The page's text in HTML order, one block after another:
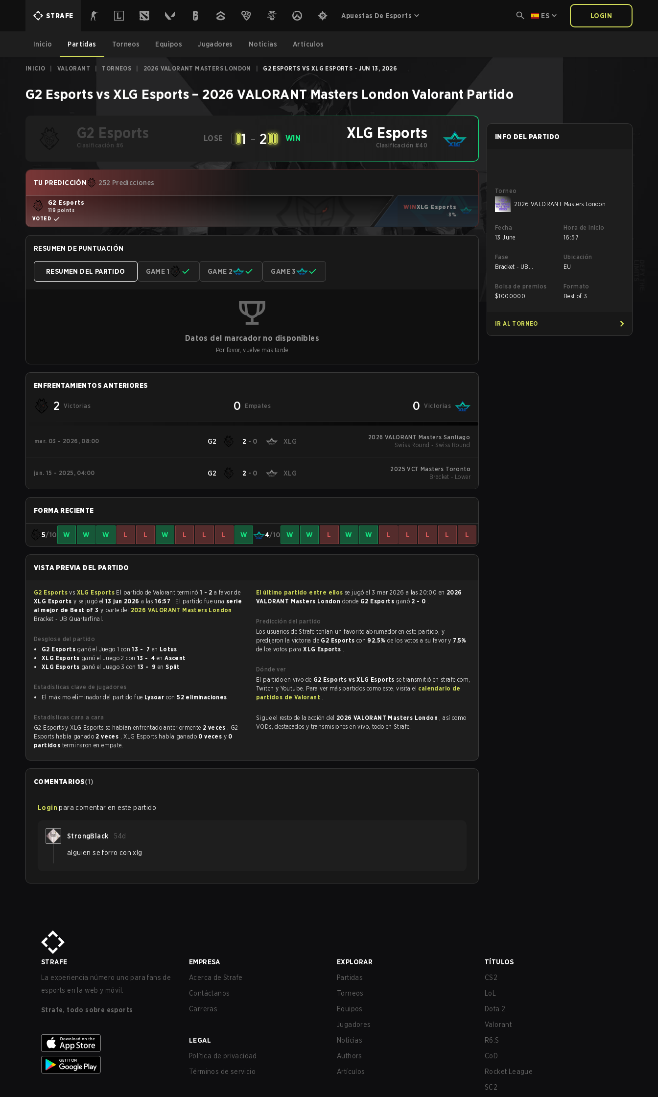
STRAFE Apuestas De Esports ES LOGIN
Inicio Partidas Torneos Equipos Jugadores Noticias Artículos
INICIO VALORANT TORNEOS 2026 VALORANT MASTERS LONDON G2 ESPORTS VS XLG ESPORTS - JUN 13, 2026
G2 Esportsvs XLG Esports – 2026 VALORANT Masters London Valorant Partido
G2 Esports
Clasificación #6
LOSE 1 - 2 WIN XLG Esports
Clasificación #40
TU PREDICCIÓN 252 Predicciones
G2 Esports
119 points
VOTED
WINXLG Esports
8%
RESUMEN DE PUNTUACIÓN
RESUMEN DEL PARTIDO GAME 1 GAME 2 GAME 3
Datos del marcador no disponibles
Por favor, vuelve más tarde
ENFRENTAMIENTOS ANTERIORES
2 Victorias 0 Empates 0 Victorias
mar. 03 - 2026, 08:00 G2 2 - 0 XLG
2026 VALORANT Masters Santiago
Swiss Round - Swiss Round
jun. 15 - 2025, 04:00 G2 2 - 0 XLG
2025 VCT Masters Toronto
Bracket - Lower
FORMA RECIENTE
5/10 W W W L L W L L L W 4/10 W W L W W L L L L L
VISTA PREVIA DEL PARTIDO
G2 Esportsvs XLG Esports El partido de Valorant terminó 1 - 2 a favor de
XLG Esports y se jugó el 13 jun 2026 a las16:57 . El partido fue una serie
al mejor de Best of 3 y parte del 2026 VALORANT Masters London
Bracket - UB Quarterfinal.
Desglose del partido
G2 Esports
ganó el Juego 1 con 13 - 7 en Lotus
XLG Esports
ganó el Juego 2 con 13 - 4 enAscent
XLG Esports
ganó el Juego 3 con 13 - 9 enSplit
Estadísticas clave de jugadores
El máximo eliminador del partido fue Lysoar con52 eliminaciones.
Estadísticas cara a cara
G2 Esports y XLG Esports se habían enfrentado anteriormente 2 veces . G2
Esports había ganado 2 veces , XLG Esports había ganado 0 veces y 0
partidos terminaron en empate.
El último partido entre ellos se jugó el 3 mar 2026 a las 20:00 en 2026
VALORANT Masters London donde G2 Esports ganó 2 - 0 .
Predicción del partido
Los usuarios de Strafe tenían un favorito abrumador en este partido, y
predijeron la victoria de G2 Esports con 92.5% de los votos a su favor y 7.5%
de los votos paraXLG Esports .
Dónde ver
El partido en vivo de G2 Esports vs XLG Esports se transmitió en strafe.com,
Twitch y Youtube. Para ver más partidos como este, visita el calendario de
partidos de Valorant .
Sigue el resto de la acción del 2026 VALORANT Masters London , así como
VODs, destacados y transmisiones en vivo, todo en Strafe.
COMENTARIOS(1)
Login para comentar en este partido
StrongBlack 54d
alguien se forro con xlg
INFO DEL PARTIDO
Torneo
2026 VALORANT Masters London
Fecha
13 June
Hora de inicio
16:57
Fase
Bracket - UB
Ubicación
EU
Bolsa de premios
$1000000
Formato
Best of 3
IR AL TORNEO
STRAFE
La experiencia número uno para fans de
esports en la web y móvil.
Strafe, todo sobre esports
EMPRESA
Acerca de Strafe
Contáctanos
Carreras
LEGAL
Política de privacidad
Términos de servicio
EXPLORAR
Partidas
Torneos
Equipos
Jugadores
Noticias
Authors
Artículos
TÍTULOS
CS2
LoL
Dota 2
Valorant
R6:S
CoD
Rocket League
SC2